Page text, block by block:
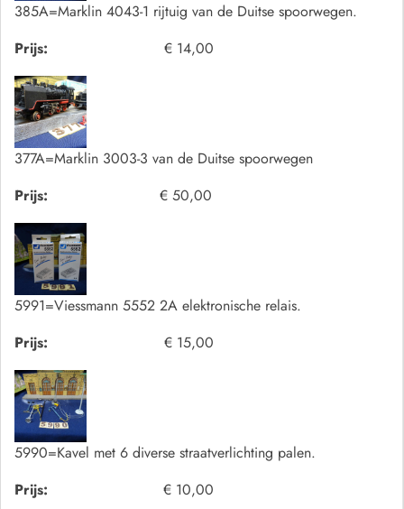
385A=Marklin 4043-1 rijtuig van de Duitse spoorwegen.
Prijs:
€ 14,00
377A=Marklin 3003-3 van de Duitse spoorwegen
Prijs:
€ 50,00
5991=Viessmann 5552 2A elektronische relais.
Prijs:
€ 15,00
5990=Kavel met 6 diverse straatverlichting palen.
Prijs:
€ 10,00